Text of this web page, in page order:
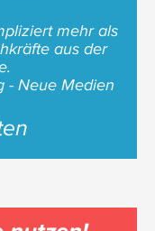
mehr als
aus der
- Neue Medien